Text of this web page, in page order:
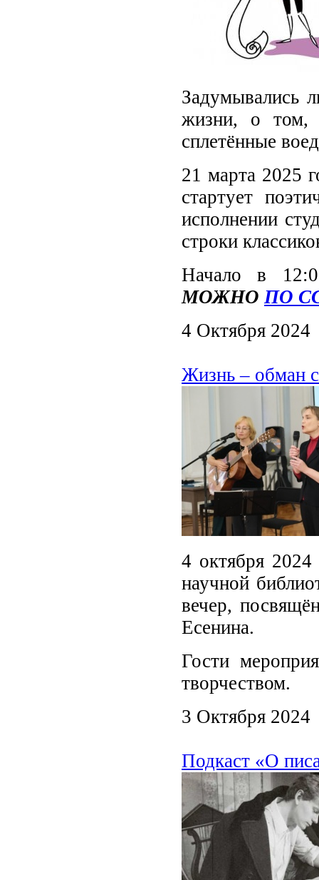
Задумывались
жизни, о том,
сплетённые
21 марта 2025
стартует
исполнении
строки
Начало в
МОЖНО ПО
4 Октября 2024
Жизнь – обман
4 октября 2024
научной
вечер,
Есенина.
Гости
творчеством.
3 Октября 2024
Подкаст «О